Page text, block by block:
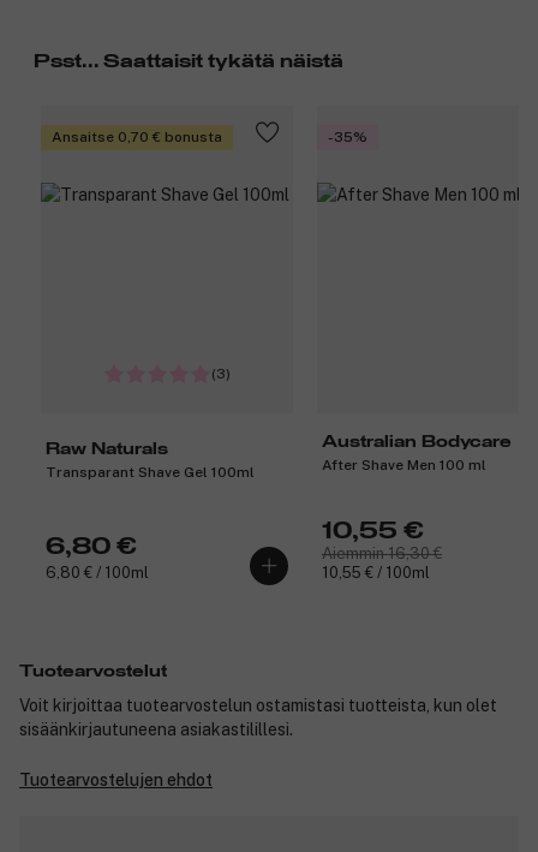
Psst... Saattaisit tykätä näistä
Ansaitse 0,70 € bonusta
(3)
Raw Naturals
Transparant Shave Gel 100ml
6,80 €
6,80 € / 100ml
-35%
Australian Bodycare
After Shave Men 100 ml
10,55 €
Aiemmin 16,30 €
10,55 € / 100ml
Tuotearvostelut
Voit kirjoittaa tuotearvostelun ostamistasi tuotteista, kun olet
sisäänkirjautuneena asiakastilillesi.
Tuotearvostelujen ehdot